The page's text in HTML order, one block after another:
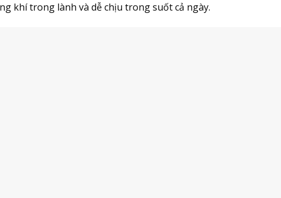
khí trong lành và dễ chịu trong suốt cả ngày.